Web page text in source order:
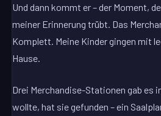
Und dann kommt er – der Moment,
meiner Erinnerung trübt. Das
Komplett. Meine Kinder gingen mit
Hause.
Drei Merchandise-Stationen gab es
wollte, hat sie gefunden – ein